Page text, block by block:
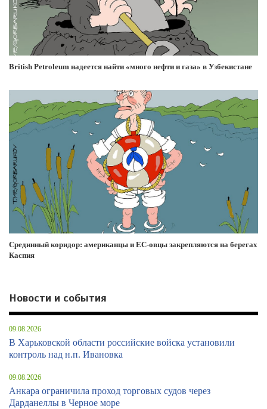
British Petroleum надеется найти «много нефти и газа» в Узбекистане
Срединный коридор: американцы и ЕС-овцы закрепляются на берегах
Каспия
Новости и события
09.08.2026
В Харьковской области российские войска установили
контроль над н.п. Ивановка
09.08.2026
Анкара ограничила проход торговых судов через
Дарданеллы в Черное море